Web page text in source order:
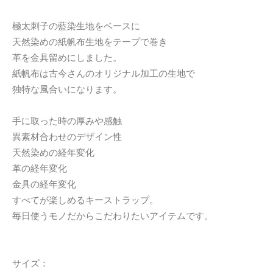
極太刺子の藍染生地をベースに
天然染めの紙帆布生地をテープで巻き
革を金具留めにしました。
紙帆布は古今さんのオリジナル加工の生地で
独特な風合いになります。
手に取った時の厚みや感触
異素材合わせのデザイン性
天然染めの経年変化
革の経年変化
金具の経年変化
すべてが楽しめるキーストラップ。
毎日使うモノだからこだわりたいアイテムです。
サイズ：